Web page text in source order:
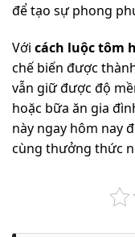
để tạo sự phong
Với cách luộc tôm
chế biến được
vẫn giữ được độ
hoặc bữa ăn gia
này ngay hôm nay
cùng thưởng thức